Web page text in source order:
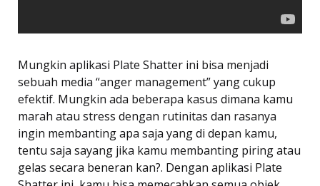
Mungkin aplikasi Plate Shatter ini bisa menjadi
sebuah media “anger management” yang cukup
efektif. Mungkin ada beberapa kasus dimana kamu
marah atau stress dengan rutinitas dan rasanya
ingin membanting apa saja yang di depan kamu,
tentu saja sayang jika kamu membanting piring atau
gelas secara beneran kan?. Dengan aplikasi Plate